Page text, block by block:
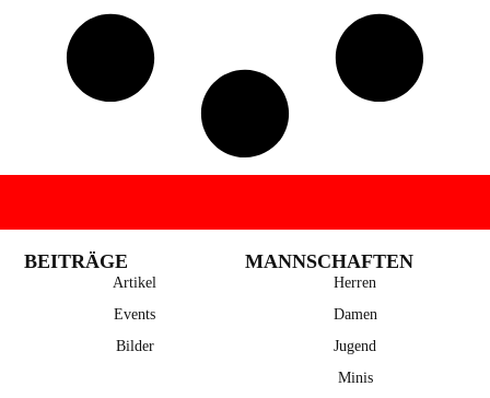
BEITRÄGE
Artikel
Events
Bilder
MANNSCHAFTEN
Herren
Damen
Jugend
Minis